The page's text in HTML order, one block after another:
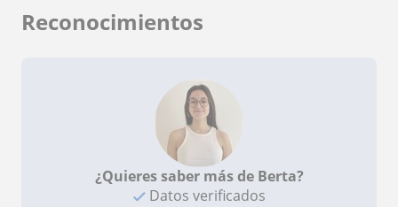
Reconocimientos
¿Quieres saber más de Berta?
Datos verificados